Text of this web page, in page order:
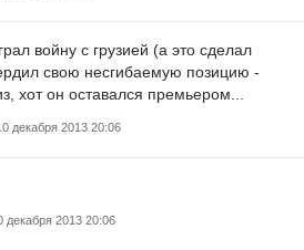
войну с грузией (а это сделал
свою несгибаемую позицию -
хот он оставался премьером...
декабря 2013 20:06
декабря 2013 20:06